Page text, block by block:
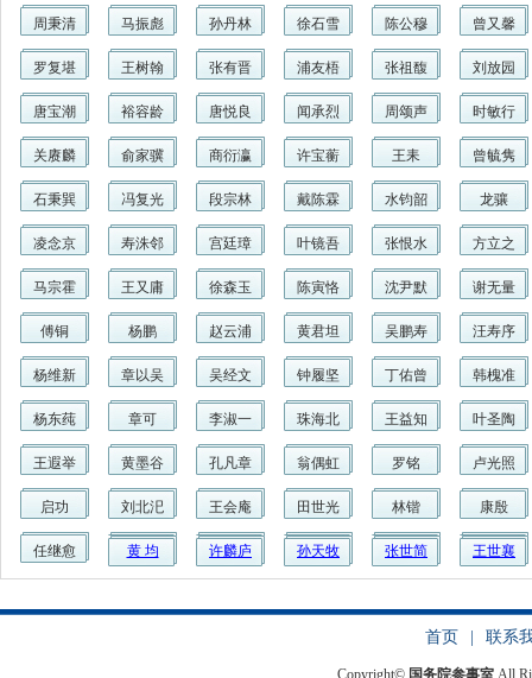
周秉清 马振彪 孙丹林 徐石雪 陈公穆 曾又馨
罗复堪 王树翰 张有晋 浦友梧 张祖馥 刘放园
唐宝潮 裕容龄 唐悦良 闻承烈 周颂声 时敏行
关赓麟 俞家骥 商衍瀛 许宝蘅 王耒 曾毓隽
石秉巽 冯复光 段宗林 戴陈霖 水钧韶 龙骧
凌念京 寿洙邻 宫廷璋 叶镜吾 张恨水 方立之
马宗霍 王又庸 徐森玉 陈寅恪 沈尹默 谢无量
傅铜 杨鹏 赵云浦 黄君坦 吴鹏寿 汪寿序
杨维新 章以吴 吴经文 钟履坚 丁佑曾 韩槐准
杨东莼 章可 李淑一 珠海北 王益知 叶圣陶
王遐举 黄墨谷 孔凡章 翁偶虹 罗铭 卢光照
启功 刘北汜 王会庵 田世光 林锴 康殷
任继愈 黄 均 许麟庐 孙天牧 张世简 王世襄
首页 联系
Copyright© 国务院参事室 All